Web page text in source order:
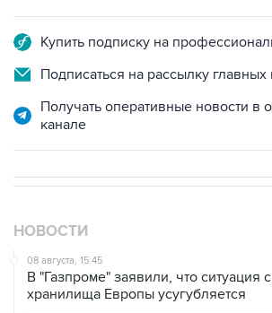
Купить подписку на
Подписаться на рассылку главных
Получать оперативные новости в
канале
НОВОСТИ
08 августа, 15:45
В "Газпроме" заявили, что ситуация
хранилища Европы усугубляется